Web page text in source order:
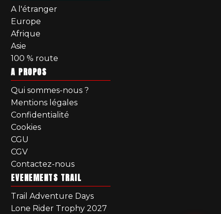
A l'étranger
Europe
Afrique
Asie
100 % route
A PROPOS
Qui sommes-nous ?
Mentions légales
Confidentialité
Cookies
CGU
CGV
Contactez-nous
EVENEMENTS TRAIL
Trail Adventure Days
Lone Rider Trophy 2027